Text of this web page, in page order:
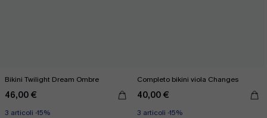
Bikini Twilight Dream Ombre
46,00 €
3 articoli -15%
Completo bikini viola Changes
40,00 €
3 articoli -15%